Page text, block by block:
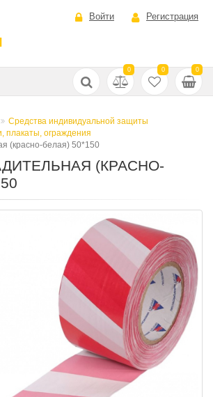
Войти Регистрация
0 0 0
Средства индивидуальной защиты
плакаты, ограждения
(красно-белая) 50*150
(КРАСНО-